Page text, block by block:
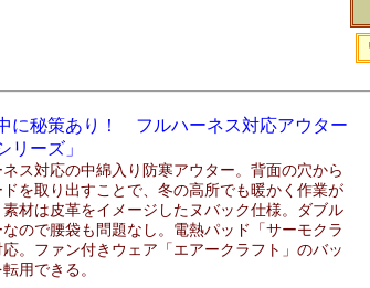
に秘策あり！ フルハーネス対応アウター
リーズ」
ネス対応の中綿入り防寒アウター。背面の穴から
ドを取り出すことで、冬の高所でも暖かく作業が
素材は皮革をイメージしたヌバック仕様。ダブル
なので腰袋も問題なし。電熱パッド「サーモクラ
応。ファン付きウェア「エアークラフト」のバッ
用できる。